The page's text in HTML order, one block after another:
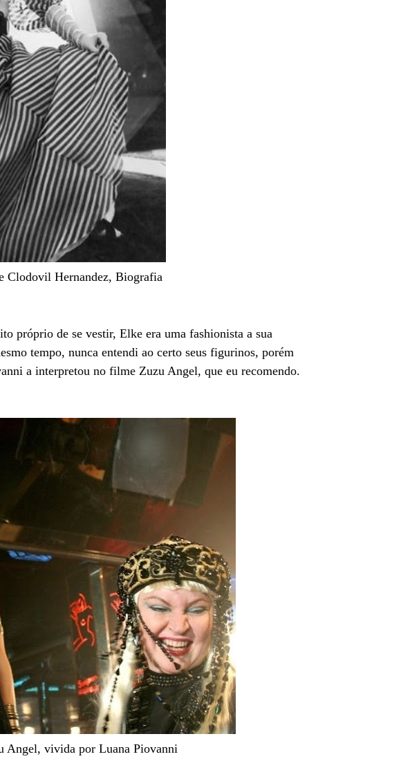
Clodovil Hernandez, Biografia
próprio de se vestir, Elke era uma fashionista a sua
tempo, nunca entendi ao certo seus figurinos, porém
a interpretou no filme Zuzu Angel, que eu recomendo.
Angel, vivida por Luana Piovanni